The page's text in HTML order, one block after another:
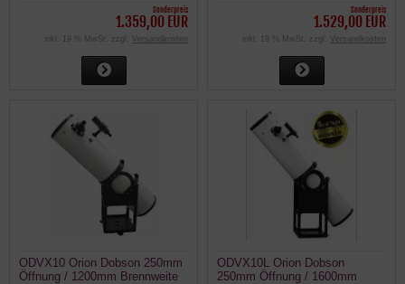
Sonderpreis
1.359,00 EUR
inkl. 19 % MwSt. zzgl. Versandkosten
Sonderpreis
1.529,00 EUR
inkl. 19 % MwSt. zzgl. Versandkosten
ODVX10 Orion Dobson 250mm
Öffnung / 1200mm Brennweite
ODVX10L Orion Dobson
250mm Öffnung / 1600mm